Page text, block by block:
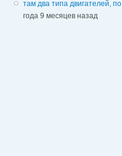
там два типа двигателей, по
года 9 месяцев назад